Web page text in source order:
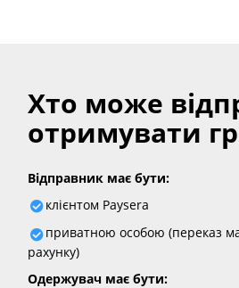
Хто може
отримувати
Відправник має бути:
клієнтом Paysera
приватною особою (переказ
рахунку)
Одержувач має бути: